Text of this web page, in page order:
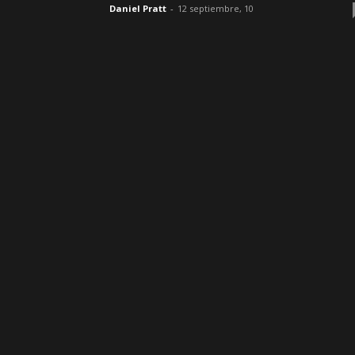
Daniel Pratt - 12 septiembre, 10